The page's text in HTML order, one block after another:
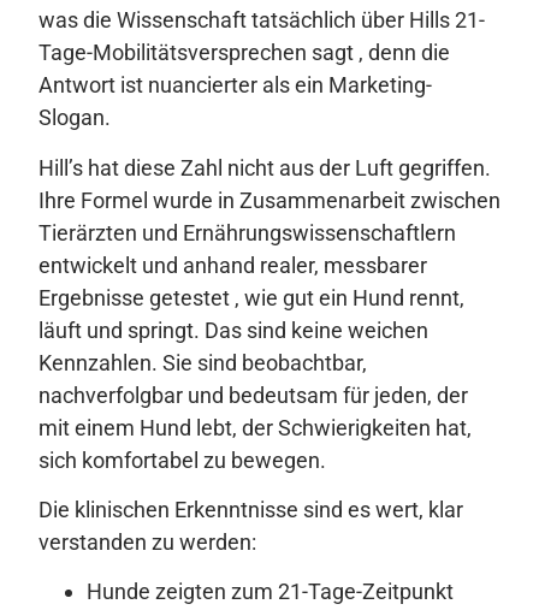
was die Wissenschaft tatsächlich über Hills 21-
Tage-Mobilitätsversprechen sagt , denn die
Antwort ist nuancierter als ein Marketing-
Slogan.
Hill’s hat diese Zahl nicht aus der Luft gegriffen.
Ihre Formel wurde in Zusammenarbeit zwischen
Tierärzten und Ernährungswissenschaftlern
entwickelt und anhand realer, messbarer
Ergebnisse getestet , wie gut ein Hund rennt,
läuft und springt. Das sind keine weichen
Kennzahlen. Sie sind beobachtbar,
nachverfolgbar und bedeutsam für jeden, der
mit einem Hund lebt, der Schwierigkeiten hat,
sich komfortabel zu bewegen.
Die klinischen Erkenntnisse sind es wert, klar
verstanden zu werden:
Hunde zeigten zum 21-Tage-Zeitpunkt